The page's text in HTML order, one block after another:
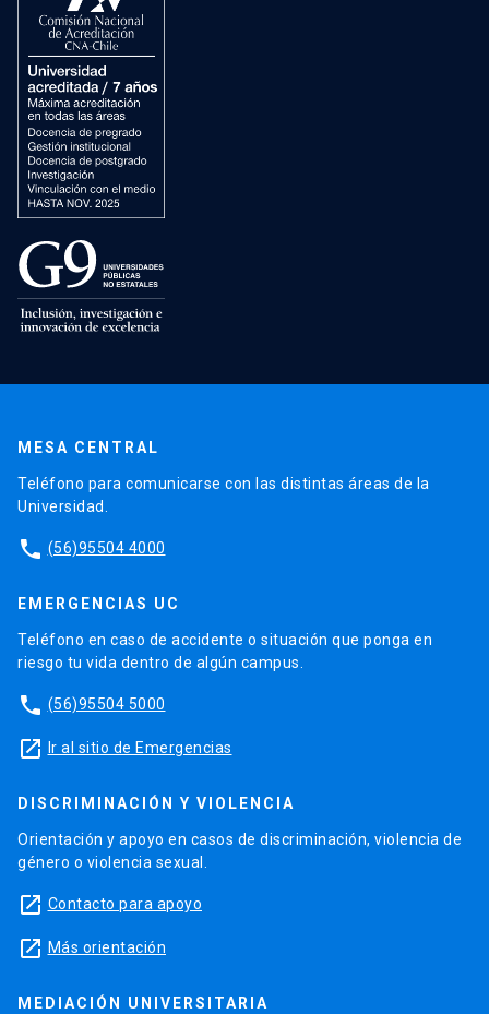
MESA CENTRAL
Teléfono para comunicarse con las distintas áreas de la
Universidad.
phone (56)95504 4000
EMERGENCIAS UC
Teléfono en caso de accidente o situación que ponga en
riesgo tu vida dentro de algún campus.
phone (56)95504 5000
launch Ir al sitio de Emergencias
DISCRIMINACIÓN Y VIOLENCIA
Orientación y apoyo en casos de discriminación, violencia de
género o violencia sexual.
launch Contacto para apoyo
launch Más orientación
MEDIACIÓN UNIVERSITARIA